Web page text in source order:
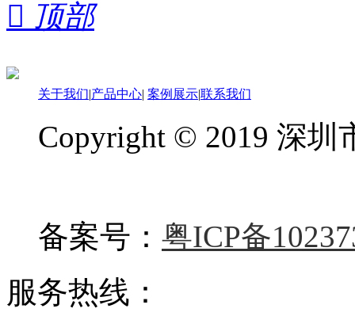
 顶部
关于我们|产品中心| 案例展示|联系我们
Copyright © 2019 深
备案号： 粤ICP备
服务热线：